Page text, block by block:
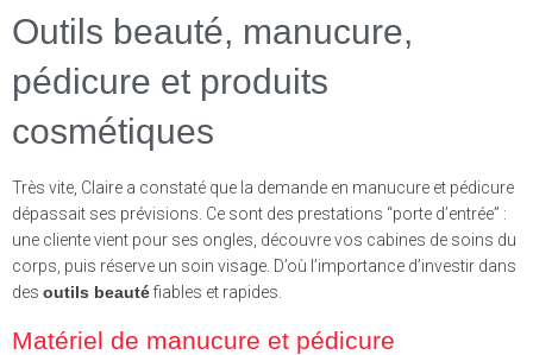
Outils beauté, manucure,
pédicure et produits
cosmétiques
Très vite, Claire a constaté que la demande en manucure et pédicure
dépassait ses prévisions. Ce sont des prestations “porte d’entrée” :
une cliente vient pour ses ongles, découvre vos cabines de soins du
corps, puis réserve un soin visage. D’où l’importance d’investir dans
des outils beautéfiables et rapides.
Matériel de manucure et pédicure